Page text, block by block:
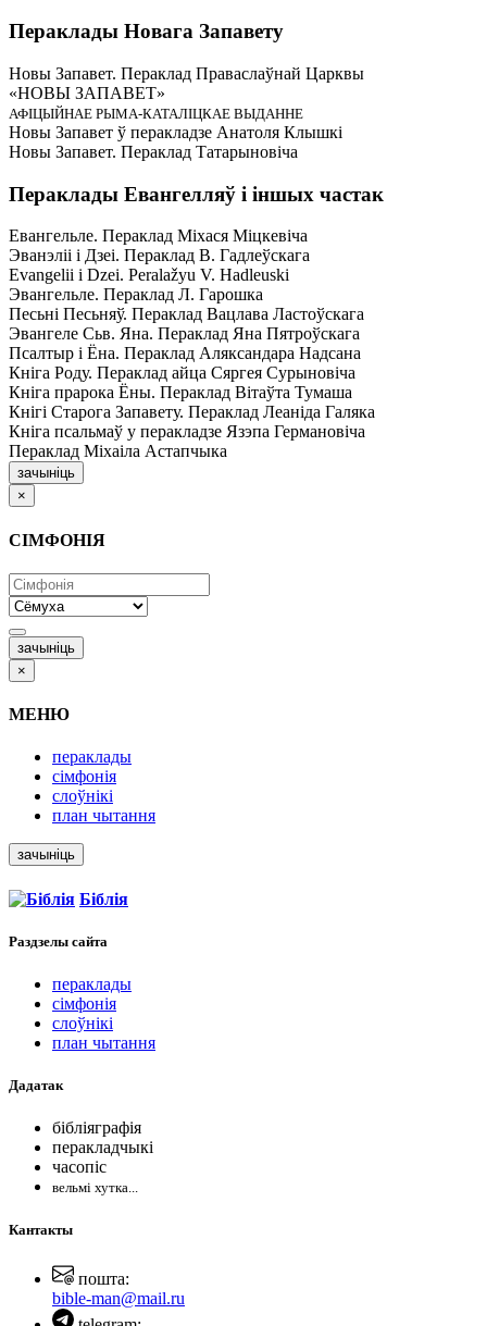
Пераклады Новага Запавету
Новы Запавет. Пераклад Праваслаўнай Царквы
«НОВЫ ЗАПАВЕТ»
АФІЦЫЙНАЕ РЫМА-КАТАЛІЦКАЕ ВЫДАННЕ
Новы Запавет ў перакладзе Анатоля Клышкi
Новы Запавет. Пераклад Татарыновіча
Пераклады Евангелляў і іншых частак
Евангельле. Пераклад Міхася Міцкевіча
Эванэліі і Дзеі. Пераклад В. Гадлеўскага
Evangelii і Dzei. Рeralažyu V. Hadleuski
Эвангельле. Пераклад Л. Гарошка
Песьні Песьняў. Пераклад Вацлава Ластоўскага
Эвангеле Сьв. Яна. Пераклад Яна Пятроўскага
Псалтыр i Ёна. Пераклад Аляксандара Надсана
Кніга Роду. Пераклад айца Сяргея Сурыновіча
Кніга прарока Ёны. Пераклад Вітаўта Тумаша
Кнігі Старога Запавету. Пераклад Леаніда Галяка
Кніга псальмаў у перакладзе Язэпа Германовіча
Пераклад Міхаіла Астапчыка
зачыніць
×
СІМФОНІЯ
зачыніць
×
МЕНЮ
пераклады
сімфонія
слоўнікі
план чытання
зачыніць
Біблія
Раздзелы сайта
пераклады
сімфонія
слоўнікі
план чытання
Дадатак
бібліяграфія
перакладчыкі
часопіс
вельмі хутка...
Кантакты
пошта:
bible-man@mail.ru